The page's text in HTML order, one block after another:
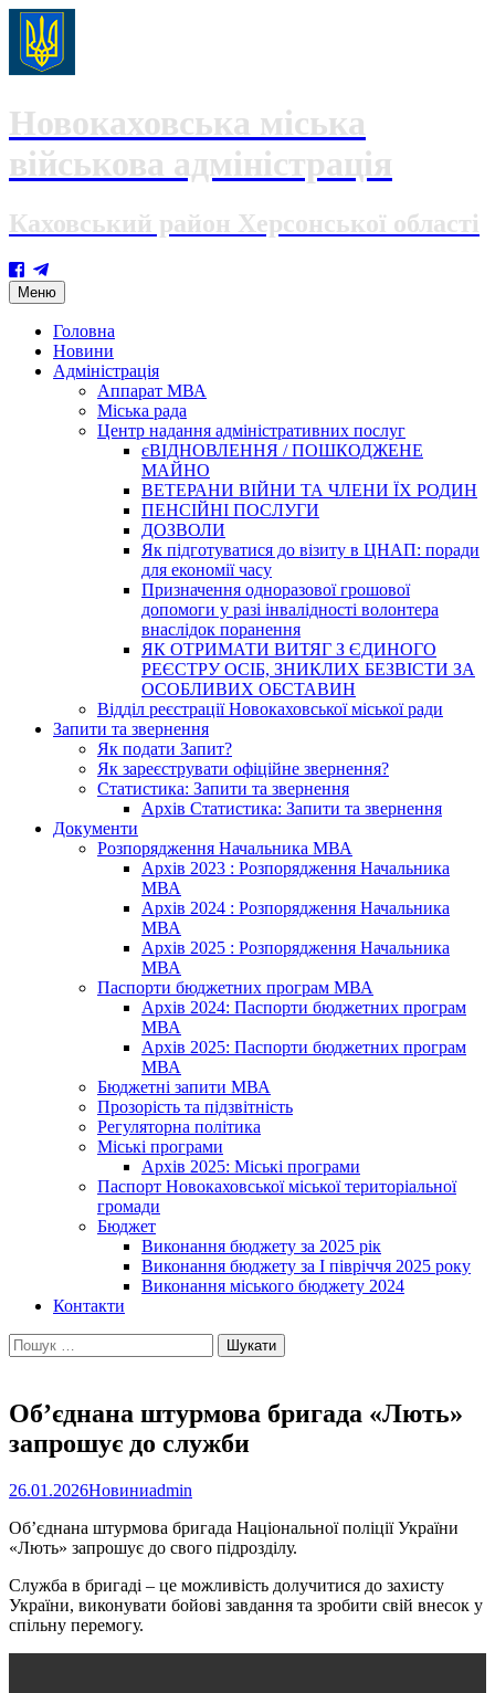
Новокаховська міська
військова адміністрація
Каховський район Херсонської області
Меню Skip
to
content
Головна
Новини
Адміністрація
Аппарат МВА
Міська рада
Центр надання адміністративних послуг
єВІДНОВЛЕННЯ / ПОШКОДЖЕНЕ
МАЙНО
ВЕТЕРАНИ ВІЙНИ ТА ЧЛЕНИ ЇХ РОДИН
ПЕНСІЙНІ ПОСЛУГИ
ДОЗВОЛИ
Як підготуватися до візиту в ЦНАП: поради
для економії часу
Призначення одноразової грошової
допомоги у разі інвалідності волонтера
внаслідок поранення
ЯК ОТРИМАТИ ВИТЯГ З ЄДИНОГО
РЕЄСТРУ ОСІБ, ЗНИКЛИХ БЕЗВІСТИ ЗА
ОСОБЛИВИХ ОБСТАВИН
Відділ реєстрації Новокаховської міської ради
Запити та звернення
Як подати Запит?
Як зареєструвати офіційне звернення?
Статистика: Запити та звернення
Архів Статистика: Запити та звернення
Документи
Розпорядження Начальника МВА
Архів 2023 : Розпорядження Начальника
МВА
Архів 2024 : Розпорядження Начальника
МВА
Архів 2025 : Розпорядження Начальника
МВА
Паспорти бюджетних програм МВА
Архів 2024: Паспорти бюджетних програм
МВА
Архів 2025: Паспорти бюджетних програм
МВА
Бюджетні запити МВА
Прозорість та підзвітність
Регуляторна політика
Міські програми
Архів 2025: Міські програми
Паспорт Новокаховської міської територіальної
громади
Бюджет
Виконання бюджету за 2025 рік
Виконання бюджету за І півріччя 2025 року
Виконання міського бюджету 2024
Контакти
Пошук:
Об’єднана штурмова бригада «Лють»
запрошує до служби
26.01.2026Новиниadmin
Об’єднана штурмова бригада Національної поліції України
«Лють» запрошує до свого підрозділу.
Служба в бригаді – це можливість долучитися до захисту
України, виконувати бойові завдання та зробити свій внесок у
спільну перемогу.